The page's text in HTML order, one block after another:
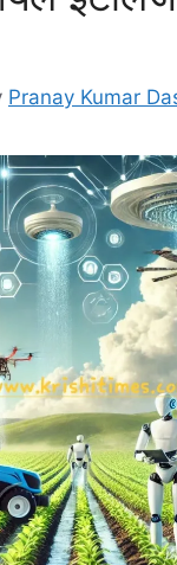
Pranay Kumar